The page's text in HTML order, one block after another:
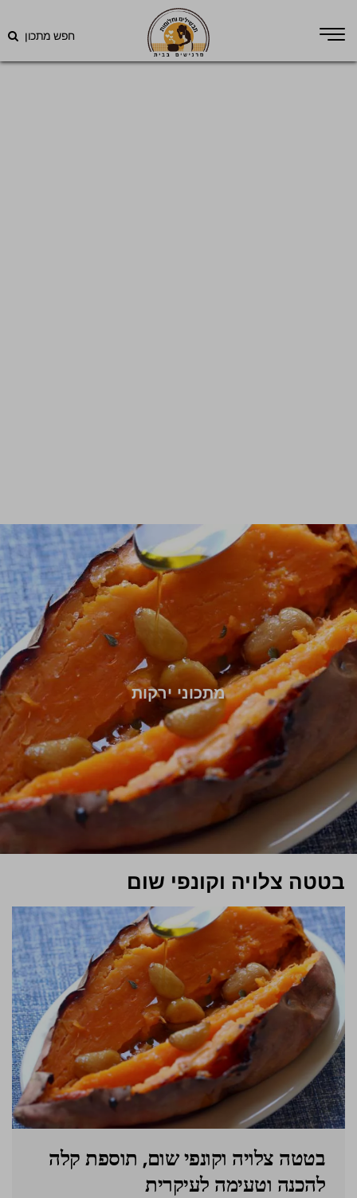
חפש מתכון
מתכוני ירקות
בטטה צלויה וקונפי שום
בטטה צלויה וקונפי שום, תוספת קלה
להכנה וטעימה לעיקרית